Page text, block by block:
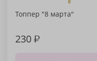
Топпер "8 марта"
230₽